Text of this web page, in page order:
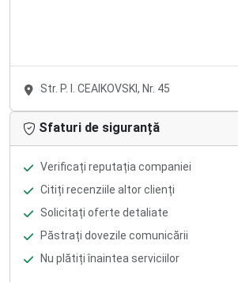
Str. P. I. CEAIKOVSKI, Nr. 45
Sfaturi de siguranță
Verificați reputația companiei
Citiți recenziile altor clienți
Solicitați oferte detaliate
Păstrați dovezile comunicării
Nu plătiți înaintea serviciilor